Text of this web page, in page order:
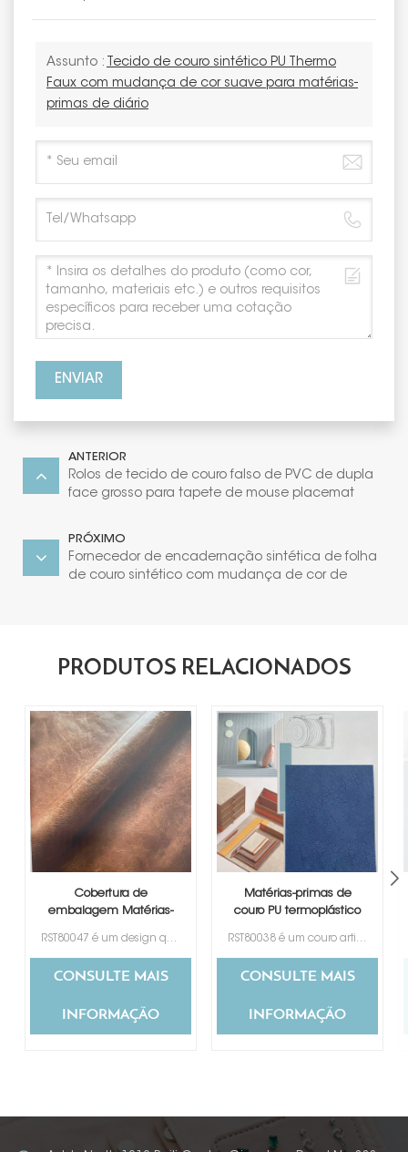
Assunto :
Tecido de couro sintético PU Thermo
Faux com mudança de cor suave para matérias-
primas de diário
ENVIAR
ANTERIOR
Rolos de tecido de couro falso de PVC de dupla
face grosso para tapete de mouse placemat
PRÓXIMO
Fornecedor de encadernação sintética de folha
de couro sintético com mudança de cor de
PRODUTOS RELACIONADOS
Cobertura de
embalagem Matérias-
termoplástico
RST80047 é um design que imita couro genuíno. Tem uma boa sensação de toque como a pele.
CONSULTE MAIS
INFORMAÇÃO
Matérias-primas de
couro PU termoplástico
RST80038 é um couro artificial que muda de cor com um bom design que imita o couro genuíno.
CONSULTE MAIS
INFORMAÇÃO